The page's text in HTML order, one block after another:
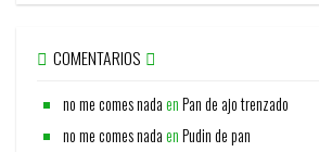
COMENTARIOS
no me comes nadaenPan de ajo trenzado
no me comes nadaenPudin de pan